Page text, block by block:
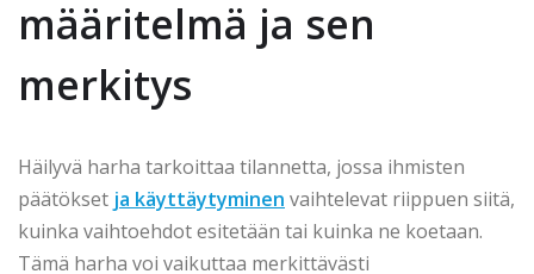
määritelmä ja sen
merkitys
Häilyvä harha tarkoittaa tilannetta, jossa ihmisten
päätökset ja käyttäytyminen vaihtelevat riippuen siitä,
kuinka vaihtoehdot esitetään tai kuinka ne koetaan.
Tämä harha voi vaikuttaa merkittävästi